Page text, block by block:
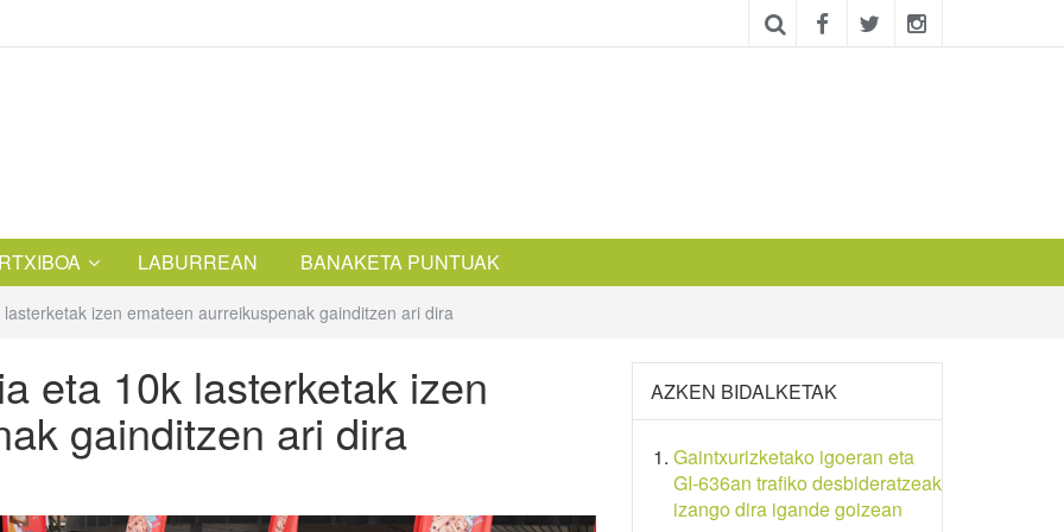
LABURREAN BANAKETA PUNTUAK
izen emateen aurreikuspenak gainditzen ari dira
eta 10k lasterketak izen
gainditzen ari dira
AZKEN BIDALKETAK
Gaintxurizketako igoeran eta
GI-636an trafiko desbideratzeak
izango dira igande goizean